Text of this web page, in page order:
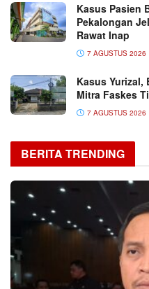
Kasus Pasien
Pekalongan
Rawat Inap
7 AGUSTUS 2026
Kasus Yurizal,
Mitra Faskes
7 AGUSTUS 2026
BERITA TRENDING